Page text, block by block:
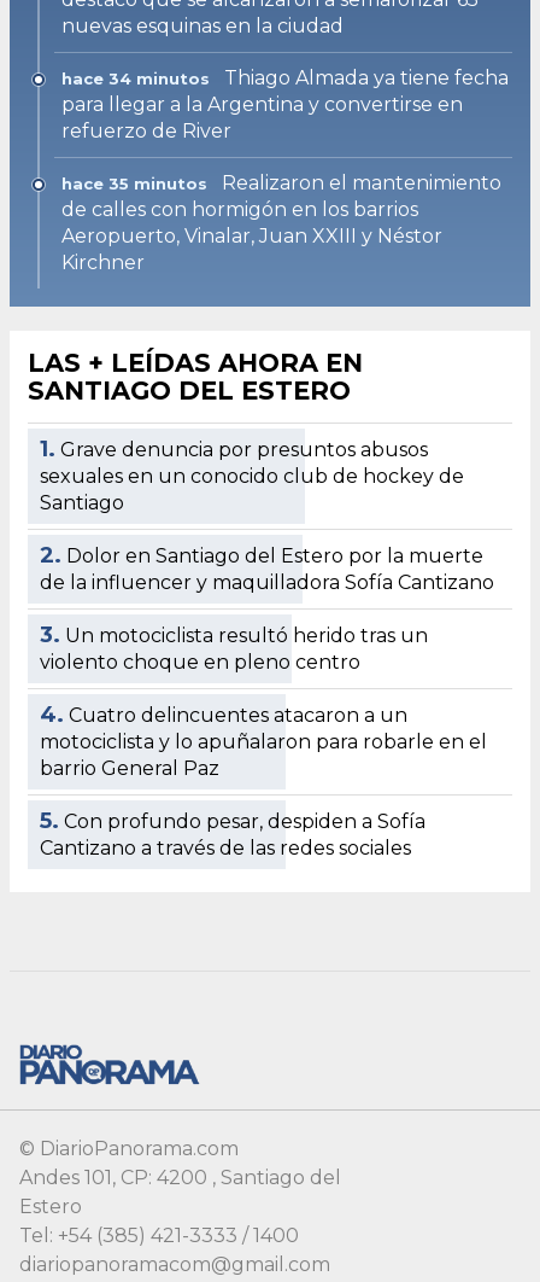
© DiarioPanorama.com
Andes 101, CP: 4200 , Santiago del
Estero
Tel: +54 (385) 421-3333 / 1400
diariopanoramacom@gmail.com